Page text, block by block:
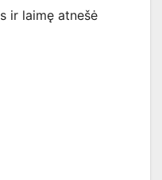
ir laimę atnešė